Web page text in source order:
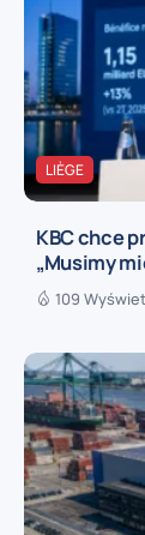
LIÈGE
KBC chce
„Musimy
109